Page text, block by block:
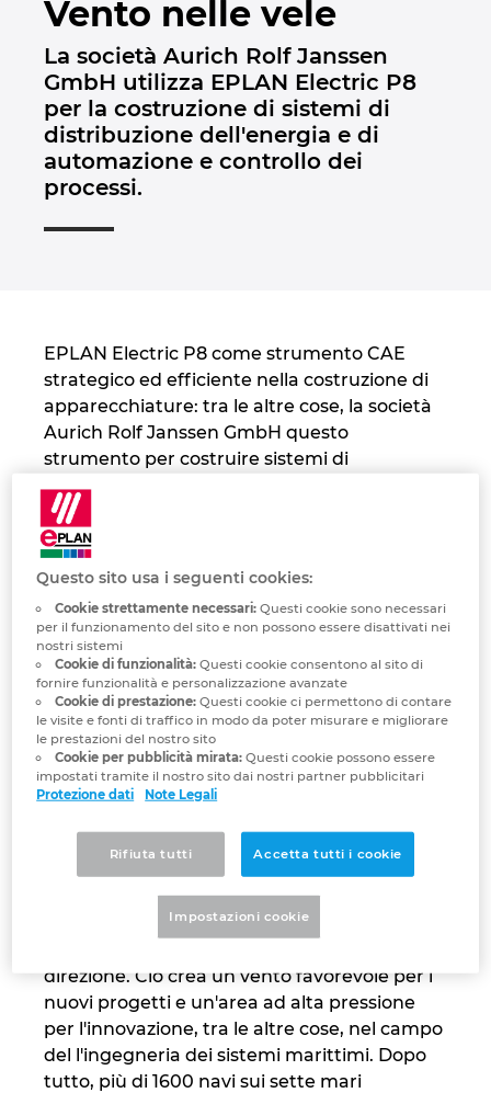
Vento nelle vele
La società Aurich Rolf Janssen
GmbH utilizza EPLAN Electric P8
per la costruzione di sistemi di
distribuzione dell'energia e di
automazione e controllo dei
processi.
EPLAN Electric P8 come strumento CAE
strategico ed efficiente nella costruzione di
apparecchiature: tra le altre cose, la società
Aurich Rolf Janssen GmbH questo
strumento per costruire sistemi di
distribuzione dell'energia e sistemi di
automazione e controllo dei processi. Un
altro obiettivo principale è la fornitura di
apparecchiature elettriche per le navi.
L'azienda sta attualmente lavorando
all'introduzione di EPLAN PPE e EPLAN P&ID
nell'ambito degli ordini dei clienti. Obiettivo:
ottimizzazione continua dei processi di
produzione mediante l'automazione - a
condizione che ciò si traduca in una
maggiore efficienza e in un vantaggio
competitivo.
nord piusttosto che al sud del paese. Il fatto
che il vento si colleghi è particolarmente
evidente nella Frisia orientale. Invece di
piegarci verso il vento contrario, uniamo le
direzione. Ciò crea un vento favorevole per i
nuovi progetti e un'area ad alta pressione
per l'innovazione, tra le altre cose, nel campo
del l'ingegneria dei sistemi marittimi. Dopo
tutto, più di 1600 navi sui sette mari
Referenze
EPLAN Data Portal
EPLAN Education per le classi
EPLAN Education per gli studenti
Contatti
Trust Center
Brunei
Bulgaria
Canada
Chile
China
Colombia
Croatia
Czech Republic
Denmark
Finland
France
Germany
Greece
Hungary
Italy
Questo sito usa i seguenti cookies:
Cookie strettamente necessari:Questi cookie sono necessari
per il funzionamento del sito e non possono essere disattivati ​​nei
nostri sistemi
Cookie di funzionalità:Questi cookie consentono al sito di
fornire funzionalità e personalizzazione avanzate
Cookie di prestazione:Questi cookie ci permettono di contare
le visite e fonti di traffico in modo da poter misurare e migliorare
le prestazioni del nostro sito
Cookie per pubblicità mirata:Questi cookie possono essere
impostati tramite il nostro sito dai nostri partner pubblicitari
Protezione dati
Note Legali
Rifiuta tutti Accetta tutti i cookie
Impostazioni cookie